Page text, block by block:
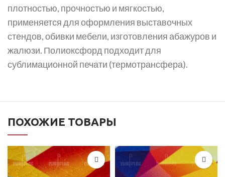
плотностью, прочностью и мягкостью,
применяется для оформления выставочных
стендов, обивки мебели, изготовления абажуров и
жалюзи. Полиоксфорд подходит для
сублимационной печати (термотрансфера).
ПОХОЖИЕ ТОВАРЫ